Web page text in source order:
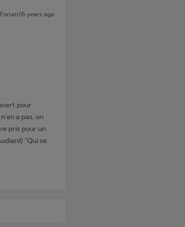
years ago
pour
a pas, on
pris pour un
"Qui se